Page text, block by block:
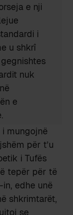
e nji
i
u shkrî
nuk
e
mungojnë
për t’u
i Tufës
tepër për të
edhe unë
shkrimtarët,
se